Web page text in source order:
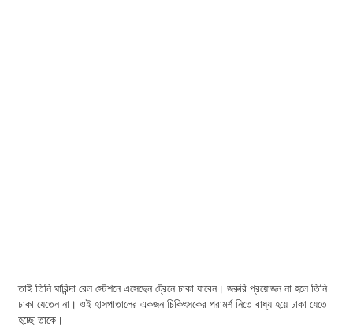
তাই তিনি ঘারিন্দা রেল স্টেশনে এসেছেন ট্রেনে ঢাকা যাবেন। জরুরি প্রয়োজন না হলে তিনি
ঢাকা যেতেন না। ওই হাসপাতালের একজন চিকিৎসকের পরামর্শ নিতে বাধ্য হয়ে ঢাকা যেতে
হচ্ছে তাকে।